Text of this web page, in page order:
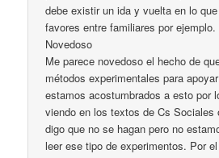
debe existir un ida y vuelta en lo
favores entre familiares por ejemplo.
Novedoso
Me parece novedoso el hecho de
métodos experimentales para
estamos acostumbrados a esto por
viendo en los textos de Cs Sociales
digo que no se hagan pero no
leer ese tipo de experimentos. Por